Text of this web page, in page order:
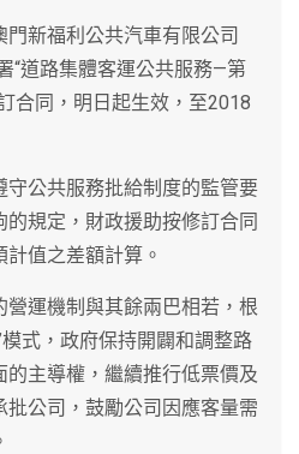
門新福利公共汽車有限公司
“道路集體客運公共服務—第
合同，明日起生效，至2018
公共服務批給制度的監管要
規定，財政援助按修訂合同
值之差額計算。
運機制與其餘兩巴相若，根
式，政府保持開闢和調整路
主導權，繼續推行低票價及
公司，鼓勵公司因應客量需